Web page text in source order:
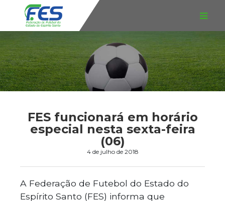
FES funcionará em horário
especial nesta sexta-feira
(06)
4 de julho de 2018
A Federação de Futebol do Estado do
Espírito Santo (FES) informa que